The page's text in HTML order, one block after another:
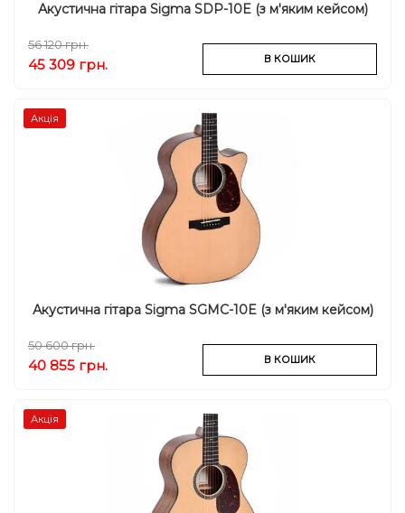
Акустична гітара Sigma SDP-10E (з м'яким кейсом)
56 120 грн.
45 309 грн. В КОШИК
Акція
Акустична гітара Sigma SGMC-10E (з м'яким кейсом)
50 600 грн.
40 855 грн. В КОШИК
Акція